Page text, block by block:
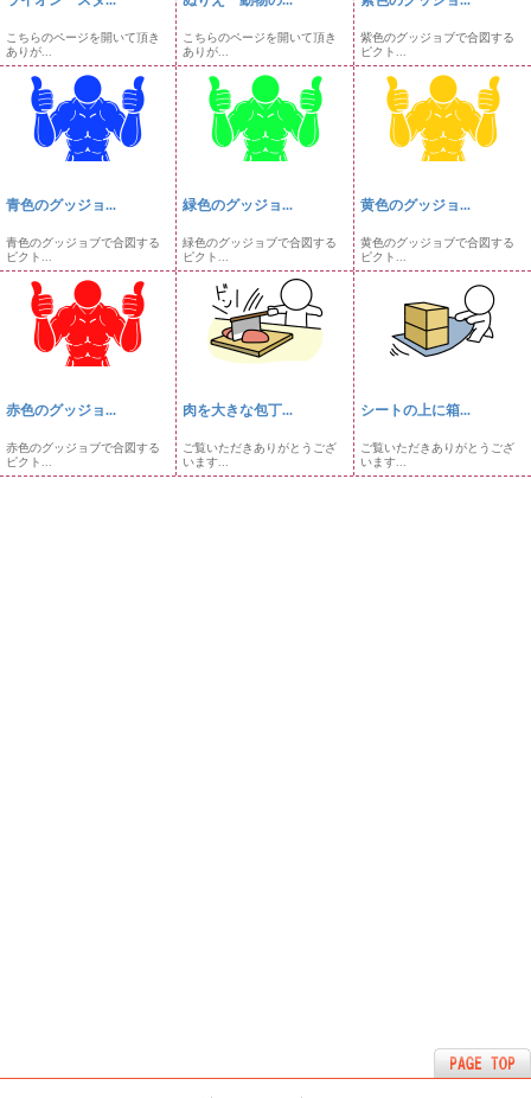
こちらのページを開いて頂き
ありが...
こちらのページを開いて頂き
ありが...
紫色のグッジョブで合図する
ピクト...
青色のグッジョ...
青色のグッジョブで合図する
ピクト...
緑色のグッジョ...
緑色のグッジョブで合図する
ピクト...
黄色のグッジョ...
黄色のグッジョブで合図する
ピクト...
赤色のグッジョ...
赤色のグッジョブで合図する
ピクト...
肉を大きな包丁...
ご覧いただきありがとうござ
います...
シートの上に箱...
ご覧いただきありがとうござ
います...